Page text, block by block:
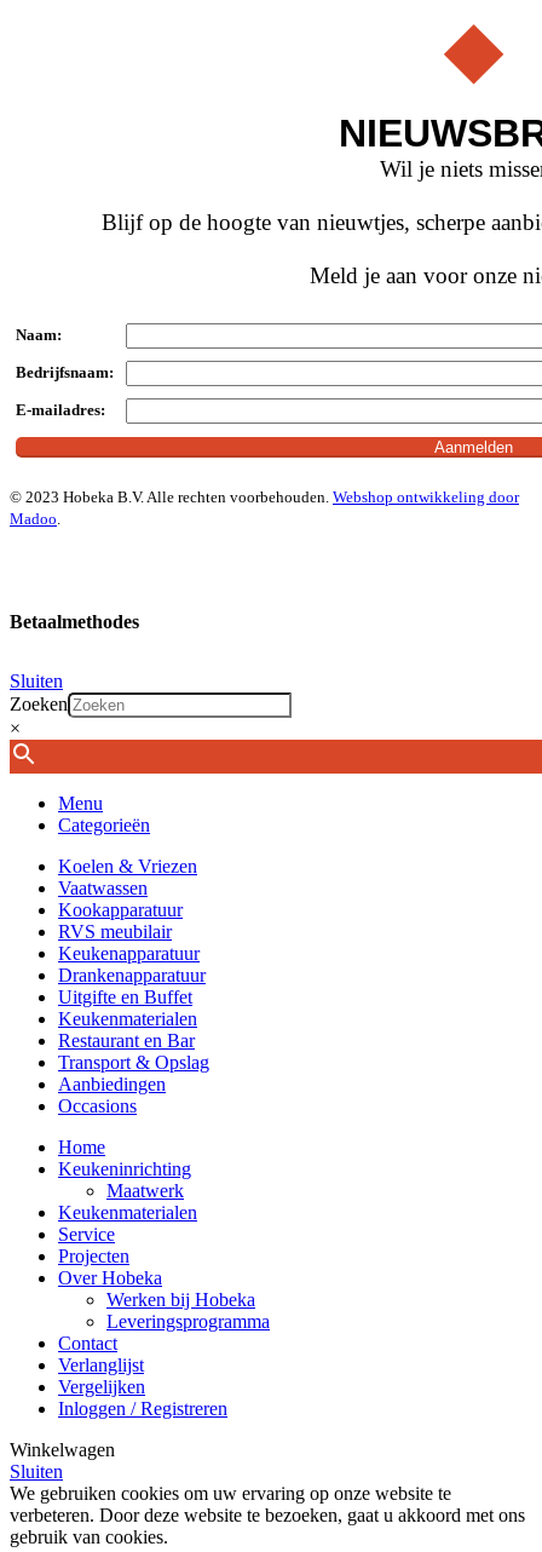
Wil je niets
Blijf op de hoogte van nieuwtjes, scherpe
Meld je aan voor onze
Naam:
Bedrijfsnaam:
E-mailadres:
© 2023 Hobeka B.V. Alle rechten voorbehouden. Webshop ontwikkeling door
Madoo.
Betaalmethodes
Sluiten
Zoeken
×
Menu
Categorieën
Koelen & Vriezen
Vaatwassen
Kookapparatuur
RVS meubilair
Keukenapparatuur
Drankenapparatuur
Uitgifte en Buffet
Keukenmaterialen
Restaurant en Bar
Transport & Opslag
Aanbiedingen
Occasions
Home
Keukeninrichting
Maatwerk
Keukenmaterialen
Service
Projecten
Over Hobeka
Werken bij Hobeka
Leveringsprogramma
Contact
Verlanglijst
Vergelijken
Inloggen / Registreren
Winkelwagen
Sluiten
We gebruiken cookies om uw ervaring op onze website te
verbeteren. Door deze website te bezoeken, gaat u akkoord met ons
gebruik van cookies.